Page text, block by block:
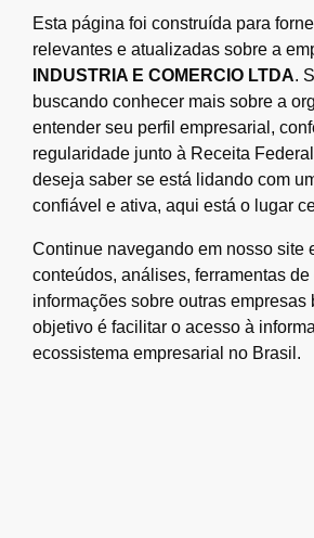
Esta página foi construída para
relevantes e atualizadas sobre a
INDUSTRIA E COMERCIO LTDA.
buscando conhecer mais sobre a
entender seu perfil empresarial,
regularidade junto à Receita
deseja saber se está lidando com
confiável e ativa, aqui está o lugar
Continue navegando em nosso site
conteúdos, análises, ferramentas
informações sobre outras
objetivo é facilitar o acesso à
ecossistema empresarial no Brasil.